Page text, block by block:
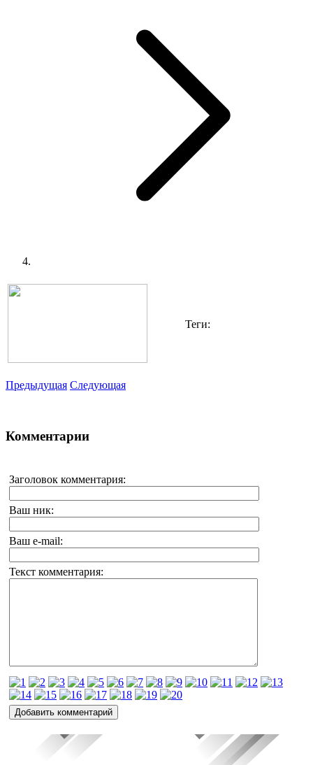
Теги:
Предыдущая Следующая
Комментарии
Заголовок комментария:
Ваш ник:
Ваш e-mail:
Текст комментария: